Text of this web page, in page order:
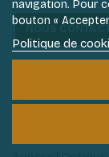
NOUS
Monnaies
navigation. Pour
bouton « Accepter
Politique de